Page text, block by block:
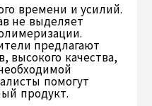
времени и усилий.
не выделяет
предлагают
высокого качества,
помогут
продукт.